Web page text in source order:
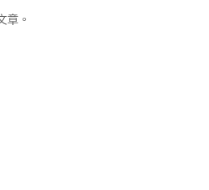
章。